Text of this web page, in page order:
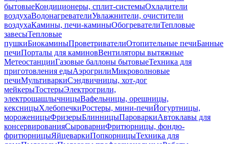
бытовыеКондиционеры, сплит-системыОхладители
воздухаВодонагревателиУвлажнители, очистители
воздухаКамины, печи-каминыОбогревателиТепловые
завесыТепловые
пушкиБиокаминыПроветривателиОтопительные печиБанные
печиПорталы для каминовВентиляторы вытяжные
МетеостанцииГазовые баллоны бытовыеТехника для
приготовления едыАэрогрилиМикроволновые
печиМультиваркиСэндвичницы, хот-дог
мейкерыТостерыЭлектрогрили,
электрошашлычницыВафельницы, орешницы,
кексницыХлебопечкиРостеры, мини-печиЙогуртницы,
мороженицыФризерыБлинницыПароваркиАвтоклавы для
консервированияСыроварниФритюрницы, фондю-
фритюрницыЯйцеваркиПопкорницыТехника для